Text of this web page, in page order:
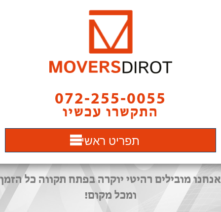
072-255-0055
התקשרו עכשיו
תפריט ראשי
אנחנו מובילים רהיטי יוקרה בפתח תקווה כל הזמן
ומכל מקום!